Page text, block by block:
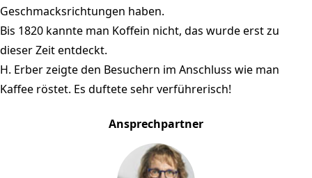
Geschmacksrichtungen haben.
Bis 1820 kannte man Koffein nicht, das wurde erst zu
dieser Zeit entdeckt.
H. Erber zeigte den Besuchern im Anschluss wie man
Kaffee röstet. Es duftete sehr verführerisch!
Ansprechpartner